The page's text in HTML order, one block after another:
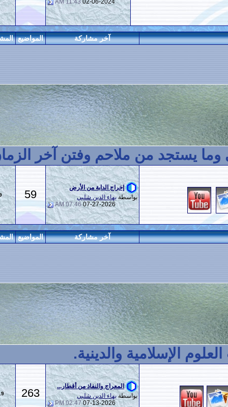
آخر مشاركة المواضيع المشاركات المراقبين
ملاحم وفتن آخر الزمان.
إخراج الدابة من الأرض
بواسطة
59
889
آخر مشاركة المواضيع المشاركات المراقبين
والدينية.
المعراج والنفاذ من أقطار...
بواسطةبهاء الدين شلبي
07-13-2026
263
1,519